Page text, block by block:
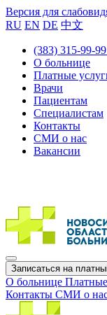
Версия для
RU EN DE 中文
(383) 315-99-99
О больнице
Платные
Врачи
Пациентам
Специалистам
Контакты
СМИ о нас
Вакансии
Записаться на
О больнице
Контакты СМИ о